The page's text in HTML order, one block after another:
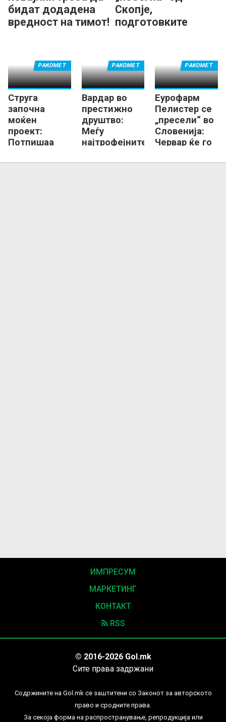
бидат додадена
вредност на тимот!
Скопје,
подготовките
Струга
започна
моќен
проект:
Потпишаа
Георгиевски,
РАКОМЕТ
Вардар во
престижно
друштво:
Меѓу
најтрофејните
Европа!
РАКОМЕТ
Еурофарм
Пелистер се
„пресели“ во
Словенија:
Червар ќе го
за новата
РАКОМЕТ
ИМПРЕСУМ
МАРКЕТИНГ
КОНТАКТ
RSS
© 2016-2026 Gol.mk
Сите права задржани
Содржините на Gol.mk се заштитени со Законот за авторското
право и сродните права.
За секоја форма на распространување, репродукција или